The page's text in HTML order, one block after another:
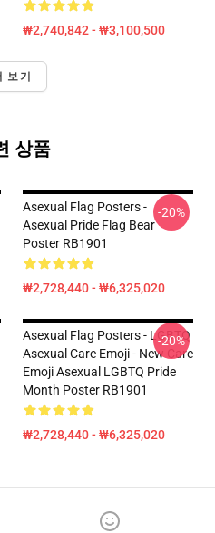
₩2,740,842 - ₩3,100,500
보기
상품
Asexual Flag Posters -
Asexual Pride Flag Bear
Poster RB1901
₩2,728,440 - ₩6,325,020
-20%
Asexual Flag Posters - LGBTQ
Asexual Care Emoji - New Care
Emoji Asexual LGBTQ Pride
Month Poster RB1901
₩2,728,440 - ₩6,325,020
-20%